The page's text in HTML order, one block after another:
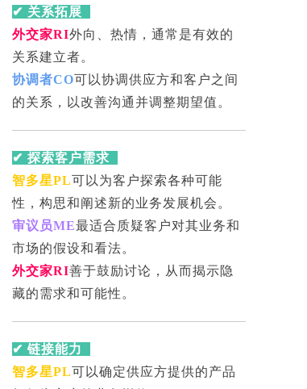
✔ 关系拓展
外交家RI外向、热情，通常是有效的
关系建立者。
协调者CO可以协调供应方和客户之间
的关系，以改善沟通并调整期望值。
✔ 探索客户需求
智多星PL 可以为客户探索各种可能
性，构思和阐述新的业务发展机会。
审议员ME最适合质疑客户对其业务和
市场的假设和看法。
外交家RI善于鼓励讨论，从而揭示隐
藏的需求和可能性。
✔ 链接能力
智多星PL 可以确定供应方提供的产品